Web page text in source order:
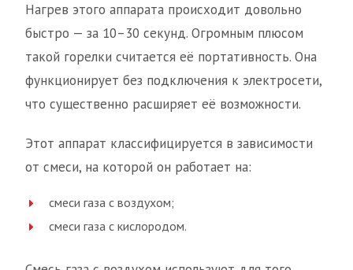
Нагрев этого аппарата происходит довольно
быстро — за 10–30 секунд. Огромным плюсом
такой горелки считается её портативность. Она
функционирует без подключения к электросети,
что существенно расширяет её возможности.
Этот аппарат классифицируется в зависимости
от смеси, на которой он работает на:
смеси газа с воздухом;
смеси газа с кислородом.